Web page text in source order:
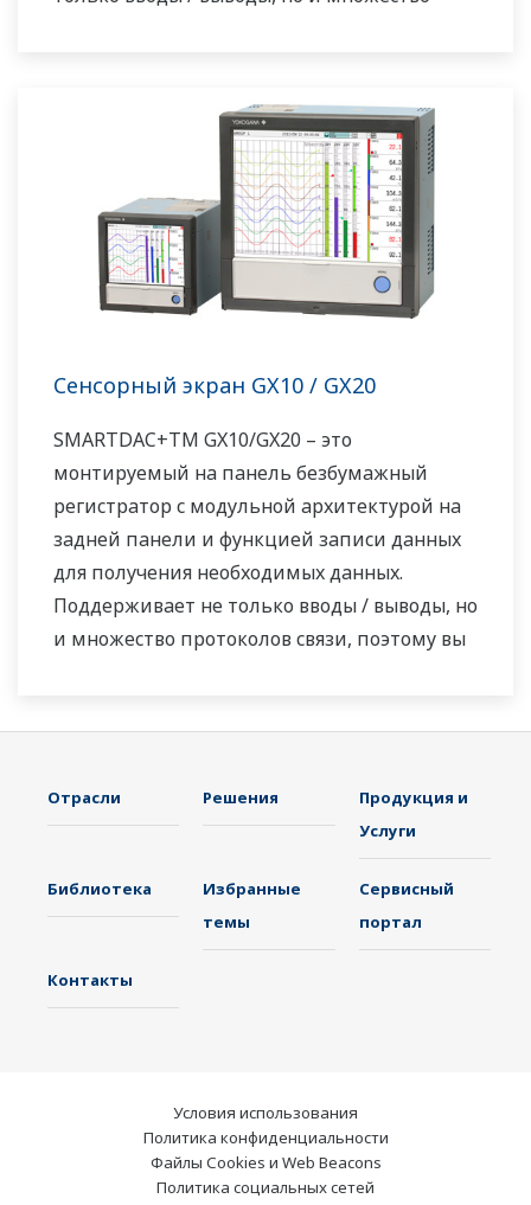
Поддержка FDA 21 CFR Часть 11 и AMS2750E
Сенсорный экран GX10 / GX20
SMARTDAC+TM GX10/GX20 – это
монтируемый на панель безбумажный
регистратор с модульной архитектурой на
задней панели и функцией записи данных
для получения необходимых данных.
Поддерживает не только вводы / выводы, но
и множество протоколов связи, поэтому вы
комплектации. Поддержка FDA 21 CFR Часть
Отрасли Решения
Продукция и
Услуги
Библиотека
Избранные
темы
Сервисный
портал
Контакты
Условия использования
Политика конфиденциальности
Файлы Cookies и Web Beacons
Политика социальных сетей